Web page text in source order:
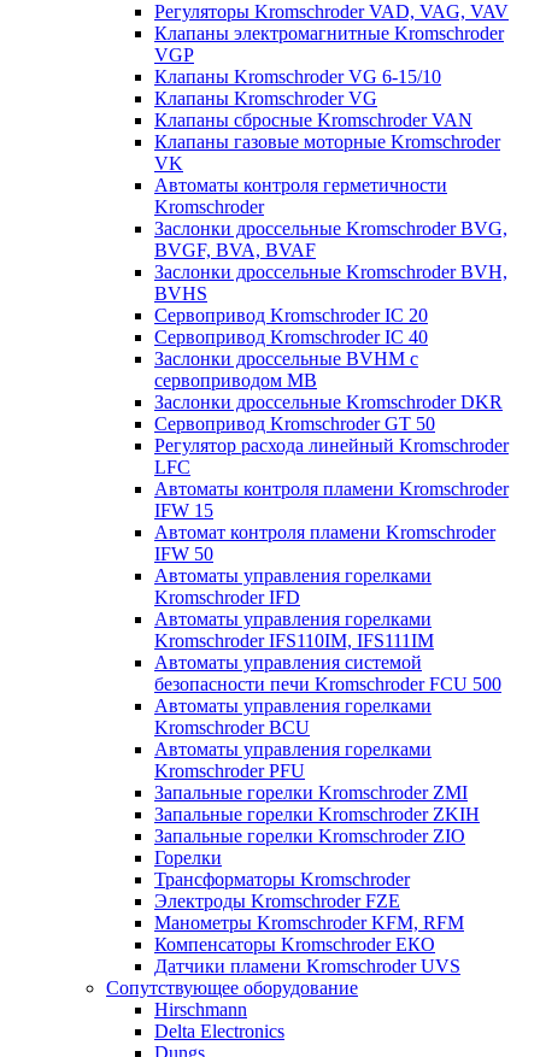
Регуляторы Kromschroder VAD, VAG, VAV
Клапаны электромагнитные Kromschroder
VGP
Клапаны Kromschroder VG 6-15/10
Клапаны Kromschroder VG
Клапаны сбросные Kromschroder VAN
Клапаны газовые моторные Kromschroder
VK
Автоматы контроля герметичности
Kromschroder
Заслонки дроссельные Kromschroder BVG,
BVGF, BVA, BVAF
Заслонки дроссельные Kromschroder BVH,
BVHS
Сервопривод Kromschroder IC 20
Сервопривод Kromschroder IC 40
Заслонки дроссельные BVHM с
сервоприводом МВ
Заслонки дроссельные Kromschroder DKR
Cервопривод Kromschroder GT 50
Регулятор расхода линейный Kromschroder
LFC
Автоматы контроля пламени Kromschroder
IFW 15
Автомат контроля пламени Kromschroder
IFW 50
Автоматы управления горелками
Kromschroder IFD
Автоматы управления горелками
Kromschroder IFS110IM, IFS111IM
Автоматы управления системой
безопасности печи Kromschroder FCU 500
Автоматы управления горелками
Kromschroder BCU
Автоматы управления горелками
Kromschroder PFU
Запальные горелки Kromschroder ZМI
Запальные горелки Kromschroder ZKIH
Запальные горелки Kromschroder ZIO
Горелки
Трансформаторы Kromschroder
Электроды Kromschroder FZE
Манометры Kromschroder KFM, RFM
Компенсаторы Kromschroder ЕКО
Датчики пламени Kromschroder UVS
Сопутствующее оборудование
Hirschmann
Delta Electronics
Dungs